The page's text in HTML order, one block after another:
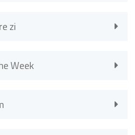
zi
Week